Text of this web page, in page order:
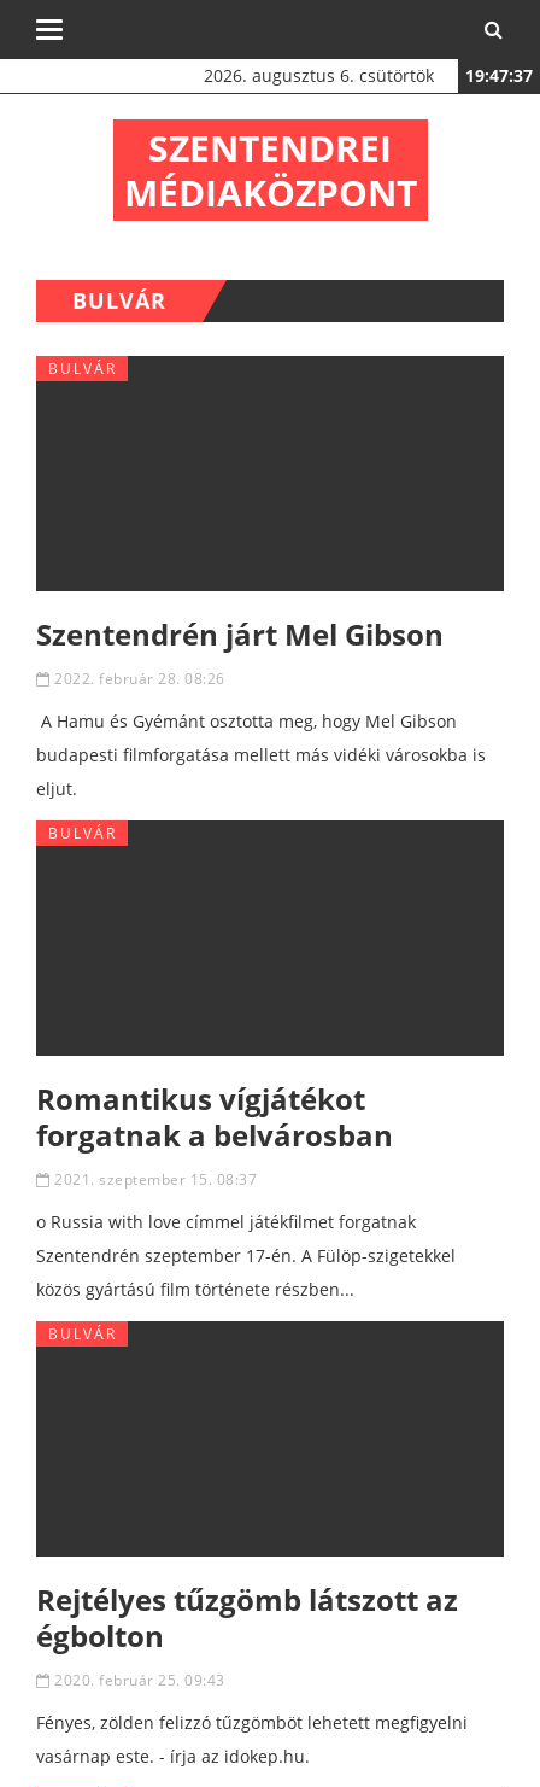
Toggle
2026. augusztus 6. csütörtök 19:47:38
SZENTENDREI
MÉDIAKÖZPONT
BULVÁR
BULVÁR
Szentendrén járt Mel Gibson
2022. február 28. 08:26
A Hamu és Gyémánt osztotta meg, hogy Mel Gibson
budapesti filmforgatása mellett más vidéki városokba is
eljut.
BULVÁR
Romantikus vígjátékot
forgatnak a belvárosban
2021. szeptember 15. 08:37
o Russia with love címmel játékfilmet forgatnak
Szentendrén szeptember 17-én. A Fülöp-szigetekkel
közös gyártású film története részben...
BULVÁR
Rejtélyes tűzgömb látszott az
égbolton
2020. február 25. 09:43
Fényes, zölden felizzó tűzgömböt lehetett megfigyelni
vasárnap este. - írja az idokep.hu.